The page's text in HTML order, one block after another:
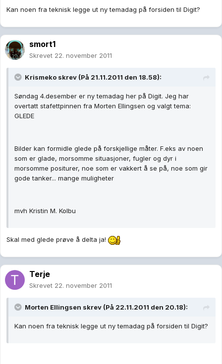
Kan noen fra teknisk legge ut ny temadag på forsiden til Digit?
smort1
Skrevet 22. november 2011
Krismeko skrev (På 21.11.2011 den 18.58):
Søndag 4.desember er ny temadag her på Digit. Jeg har
overtatt stafettpinnen fra Morten Ellingsen og valgt tema:
GLEDE
Bilder kan formidle glede på forskjellige måter. F.eks av noen
som er glade, morsomme situasjoner, fugler og dyr i
morsomme positurer, noe som er vakkert å se på, noe som gir
gode tanker... mange muligheter
mvh Kristin M. Kolbu
Skal med glede prøve å delta ja!
Terje
Skrevet 22. november 2011
Morten Ellingsen skrev (På 22.11.2011 den 20.18):
Kan noen fra teknisk legge ut ny temadag på forsiden til Digit?